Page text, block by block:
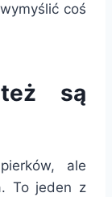
coś
są
ale
To jeden z